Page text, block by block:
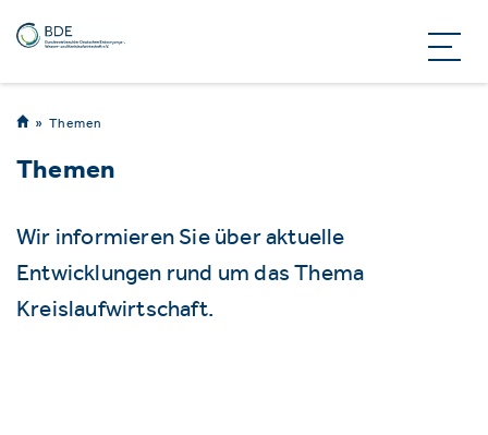
Themen
Themen
Wir informieren Sie über aktuelle
Entwicklungen rund um das Thema
Kreislaufwirtschaft.